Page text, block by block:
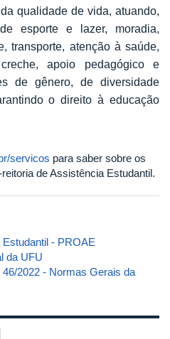
qualidade de vida, atuando,
esporte e lazer, moradia,
transporte, atenção à saúde,
apoio pedagógico e
de gênero, de diversidade
o direito à educação
servicos para saber sobre os
de Assistência Estudantil.
- PROAE
da UFU
2022 - Normas Gerais da